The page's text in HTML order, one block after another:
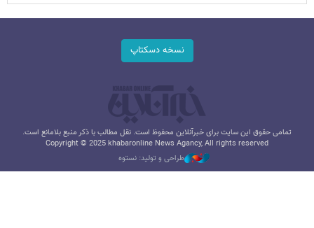
نسخه دسکتاپ
تمامی حقوق این سایت برای خبرآنلاین محفوظ است. نقل مطالب با ذکر منبع بلامانع است.
Copyright © 2025 khabaronline News Agancy, All rights reserved
طراحی و تولید: نستوه